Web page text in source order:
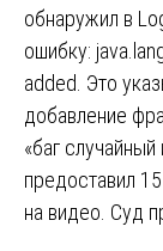
обнаружил в
ошибку:
added. Это
добавление
«баг
предоставил
на видео. Суд